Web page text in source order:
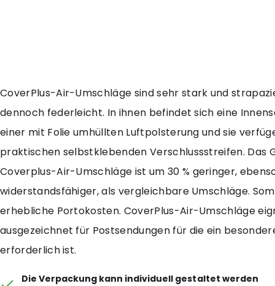
CoverPlus-Air-Umschläge sind sehr stark und
dennoch federleicht. In ihnen befindet sich eine
einer mit Folie umhüllten Luftpolsterung und sie
praktischen selbstklebenden Verschlussstreifen. Das
Coverplus-Air-Umschläge ist um 30 % geringer,
widerstandsfähiger, als vergleichbare Umschläge.
erhebliche Portokosten. CoverPlus-Air-Umschläge
ausgezeichnet für Postsendungen für die ein
erforderlich ist.
Die Verpackung kann individuell gestaltet werden